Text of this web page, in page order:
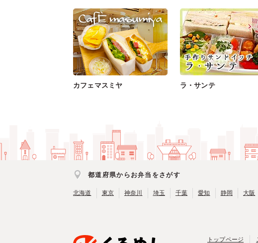
カフェマスミヤ ラ・サンテ
都道府県からお弁当をさがす
北海道 東京 神奈川 埼玉 千葉 愛知 静岡 大阪
トップページ